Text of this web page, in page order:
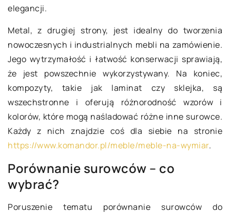
elegancji.
Metal, z drugiej strony, jest idealny do tworzenia
nowoczesnych i industrialnych mebli na zamówienie.
Jego wytrzymałość i łatwość konserwacji sprawiają,
że jest powszechnie wykorzystywany. Na koniec,
kompozyty, takie jak laminat czy sklejka, są
wszechstronne i oferują różnorodność wzorów i
kolorów, które mogą naśladować różne inne surowce.
Każdy z nich znajdzie coś dla siebie na stronie
https://www.komandor.pl/meble/meble-na-wymiar.
Porównanie surowców – co
wybrać?
Poruszenie tematu porównanie surowców do